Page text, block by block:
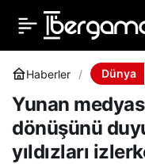
Haberler Dünya
Yunan
dönüşünü
yıldızları
Yunan medyası Alper
Gezeravcı’nın
duyurdu: ‘Yunanistan
yıldızları izlerken…’